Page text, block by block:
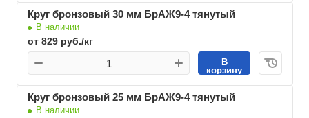
Круг бронзовый 30 мм БрАЖ9-4 тянутый
В наличии
от 829 руб./кг
В
корзину
Круг бронзовый 25 мм БрАЖ9-4 тянутый
В наличии